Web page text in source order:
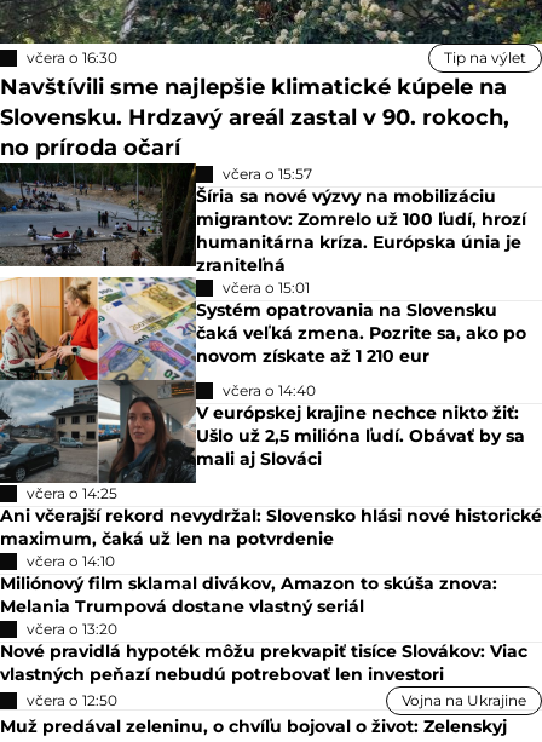
včera o 16:30 Tip na výlet
Navštívili sme najlepšie klimatické kúpele na
Slovensku. Hrdzavý areál zastal v 90. rokoch,
no príroda očarí
včera o 15:57
Šíria sa nové výzvy na mobilizáciu
migrantov: Zomrelo už 100 ľudí, hrozí
humanitárna kríza. Európska únia je
zraniteľná
včera o 15:01
Systém opatrovania na Slovensku
čaká veľká zmena. Pozrite sa, ako po
novom získate až 1 210 eur
včera o 14:40
V európskej krajine nechce nikto žiť:
Ušlo už 2,5 milióna ľudí. Obávať by sa
mali aj Slováci
včera o 14:25
Ani včerajší rekord nevydržal: Slovensko hlási nové historické
maximum, čaká už len na potvrdenie
včera o 14:10
Miliónový film sklamal divákov, Amazon to skúša znova:
Melania Trumpová dostane vlastný seriál
včera o 13:20
Nové pravidlá hypoték môžu prekvapiť tisíce Slovákov: Viac
vlastných peňazí nebudú potrebovať len investori
včera o 12:50 Vojna na Ukrajine
Muž predával zeleninu, o chvíľu bojoval o život: Zelenskyj